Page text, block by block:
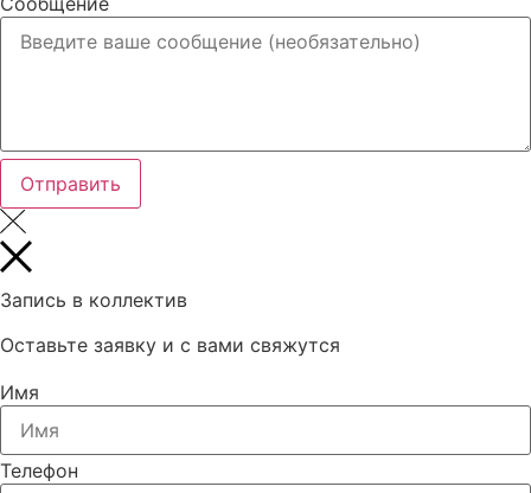
Отправить
Запись в коллектив
Оставьте заявку и с вами свяжутся
Имя
Телефон